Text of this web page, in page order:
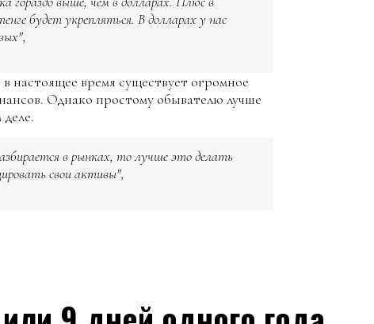
будет укрепляться. В долларах у нас
настоящее время существует огромное
Однако простому обывателю лучше
в рынках, то лучше это делать
свои активы",